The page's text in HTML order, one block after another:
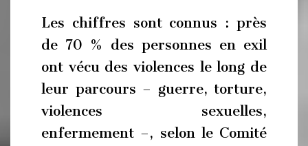
Les chiffres sont connus : près
de 70 % des personnes en exil
ont vécu des violences le long de
leur parcours – guerre, torture,
violences sexuelles,
enfermement –, selon le Comité